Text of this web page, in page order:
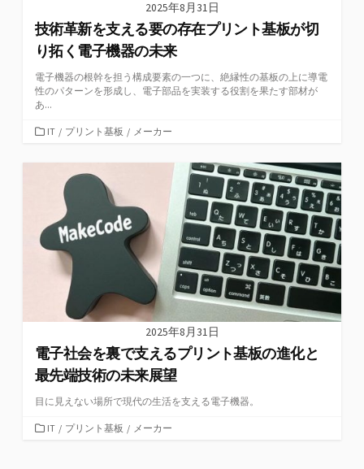
2025年8月31日
技術革新を支える要の存在プリント基板が切
り拓く電子機器の未来
電子機器の根幹を担う構成要素の一つに、絶縁性の基板の上に導電
性のパターンを形成し、電子部品を実装する役割を果たす部材が
あ...
カ
ゴ
IT / プリント基板 / メーカー
2025年8月31日
電子社会を裏で支えるプリント基板の進化と
最先端技術の未来展望
目に見えない場所で現代の生活を支える電子機器。
カIT / プリント基板 / メーカー